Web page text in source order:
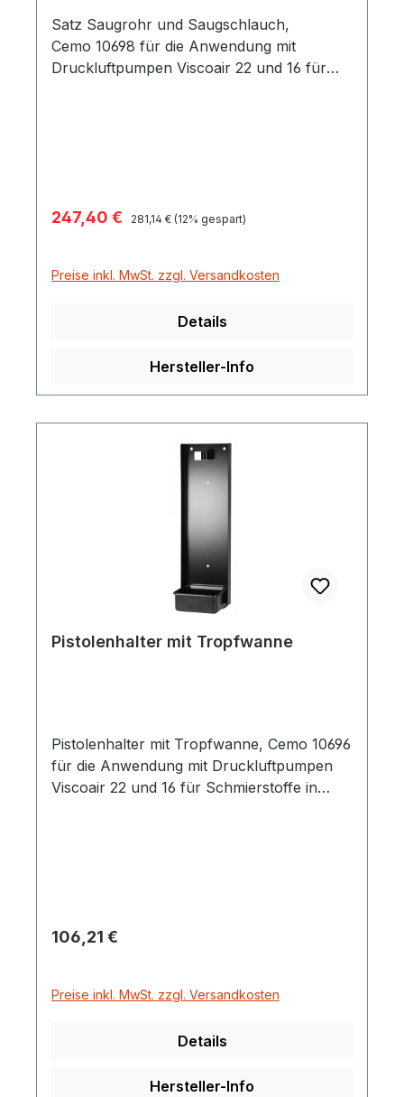
Satz Saugrohr und Saugschlauch,
Cemo 10698 für die Anwendung mit
Druckluftpumpen Viscoair 22 und 16 für
Verkaufspreis:
247,40 € Regulärer Preis:
281,14 € (12% gespart)
Preise inkl. MwSt. zzgl. Versandkosten
Details
Hersteller-Info
Pistolenhalter mit Tropfwanne
Pistolenhalter mit Tropfwanne, Cemo 10696
für die Anwendung mit Druckluftpumpen
Viscoair 22 und 16 für Schmierstoffe in
Regulärer Preis:
106,21 €
Preise inkl. MwSt. zzgl. Versandkosten
Details
Hersteller-Info